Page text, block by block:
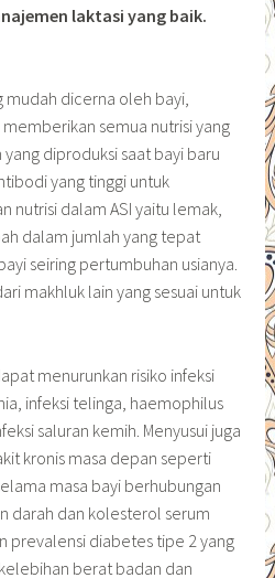
laktasi yang baik.
mudah dicerna oleh bayi,
semua nutrisi yang
diproduksi saat bayi baru
yang tinggi untuk
nutrisi dalam ASI yaitu lemak,
dalam jumlah yang tepat
seiring pertumbuhan usianya.
makhluk lain yang sesuai untuk
menurunkan risiko infeksi
infeksi telinga, haemophilus
saluran kemih. Menyusui juga
kronis masa depan seperti
masa bayi berhubungan
darah dan kolesterol serum
prevalensi diabetes tipe 2 yang
berat badan dan